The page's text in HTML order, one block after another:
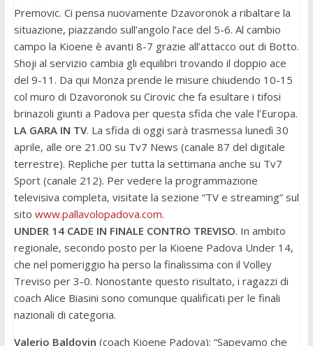
Premovic. Ci pensa nuovamente Dzavoronok a ribaltare la
situazione, piazzando sull’angolo l’ace del 5-6. Al cambio
campo la Kioene è avanti 8-7 grazie all’attacco out di Botto.
Shoji al servizio cambia gli equilibri trovando il doppio ace
del 9-11. Da qui Monza prende le misure chiudendo 10-15
col muro di Dzavoronok su Cirovic che fa esultare i tifosi
brinazoli giunti a Padova per questa sfida che vale l’Europa.
LA GARA IN TV. La sfida di oggi sarà trasmessa lunedì 30
aprile, alle ore 21.00 su Tv7 News (canale 87 del digitale
terrestre). Repliche per tutta la settimana anche su Tv7
Sport (canale 212). Per vedere la programmazione
televisiva completa, visitate la sezione “TV e streaming” sul
sito www.pallavolopadova.com.
UNDER 14 CADE IN FINALE CONTRO TREVISO. In ambito
regionale, secondo posto per la Kioene Padova Under 14,
che nel pomeriggio ha perso la finalissima con il Volley
Treviso per 3-0. Nonostante questo risultato, i ragazzi di
coach Alice Biasini sono comunque qualificati per le finali
nazionali di categoria.
Valerio Baldovin (coach Kioene Padova): “Sapevamo che